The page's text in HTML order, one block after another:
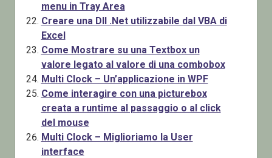
menu in Tray Area
Creare una Dll .Net utilizzabile dal VBA di
Excel
Come Mostrare su una Textbox un
valore legato al valore di una combobox
Multi Clock – Un’applicazione in WPF
Come interagire con una picturebox
creata a runtime al passaggio o al click
del mouse
Multi Clock – Miglioriamo la User
interface